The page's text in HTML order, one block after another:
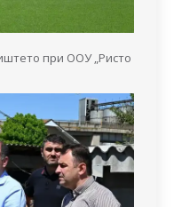
при ООУ „Ристо